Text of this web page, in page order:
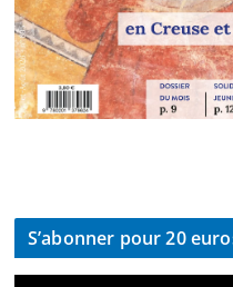
S’abonner pour 20